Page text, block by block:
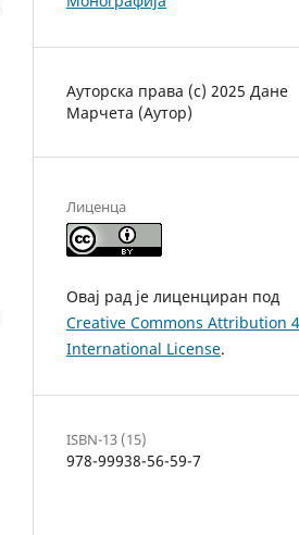
Ауторска права (c) 2025 Дане
Марчета (Аутор)
Лиценца
Овај рад је лиценциран под
Creative Commons Attribution
International License.
ISBN-13 (15)
978-99938-56-59-7